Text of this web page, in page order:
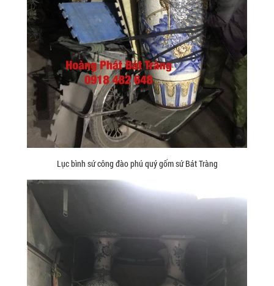
Lục bình sứ công đào phú quý gốm sứ Bát Tràng